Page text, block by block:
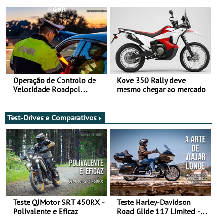
moto elétrica
Operação de Controlo de
Velocidade Roadpol
Kove 350 Rally deve
mesmo chegar ao mercado
Test-Drives e Comparativos
Teste QJMotor SRT 450RX -
Polivalente e Eficaz
Teste Harley-Davidson
Road Glide 117 Limited - A